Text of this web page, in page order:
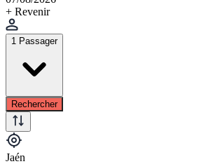
+ Revenir
1 Passager
Rechercher
Jaén